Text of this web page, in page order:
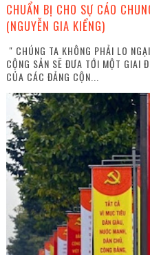
CHUẨN BỊ CHO SỰ CÁO
(NGUYỄN GIA KIỂNG)
" CHÚNG TA KHÔNG PHẢI LO
CỘNG SẢN SẼ ĐƯA TỚI MỘT GIAI
CỦA CÁC ĐẢNG CỘN...